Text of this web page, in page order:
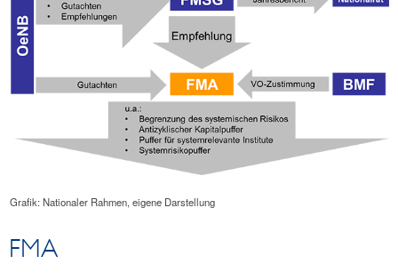
Grafik: Nationaler Rahmen, eigene Darstellung
FMA